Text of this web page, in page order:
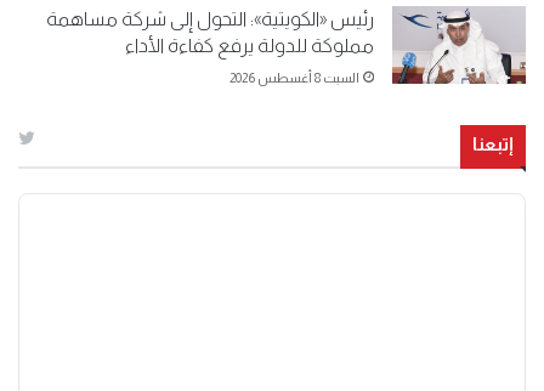
رئيس «الكويتية»: التحول إلى شركة مساهمة
مملوكة للدولة يرفع كفاءة الأداء
السبت 8 أغسطس 2026
إتبعنا